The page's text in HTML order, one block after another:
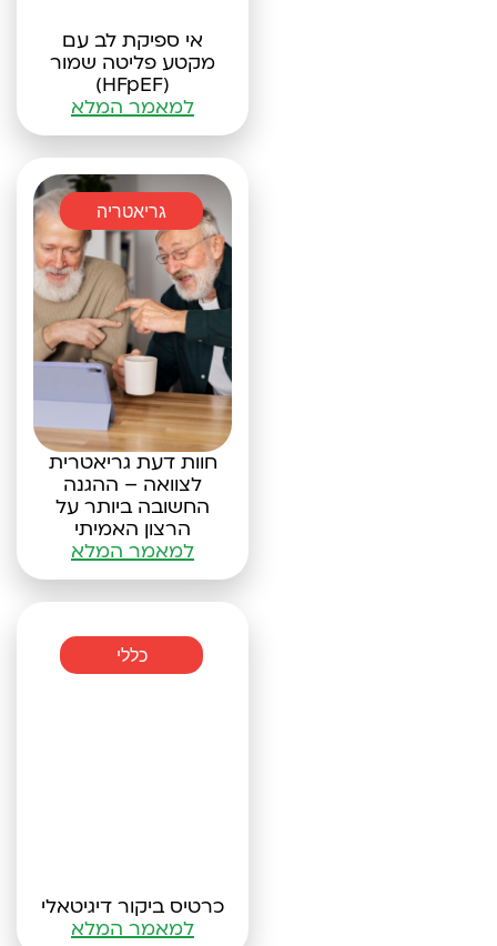
אי ספיקת לב עם
מקטע פליטה שמור
(HFpEF)
למאמר המלא
גריאטריה
חוות דעת גריאטרית
לצוואה – ההגנה
החשובה ביותר על
הרצון האמיתי
למאמר המלא
כללי
כרטיס ביקור דיגיטאלי
למאמר המלא